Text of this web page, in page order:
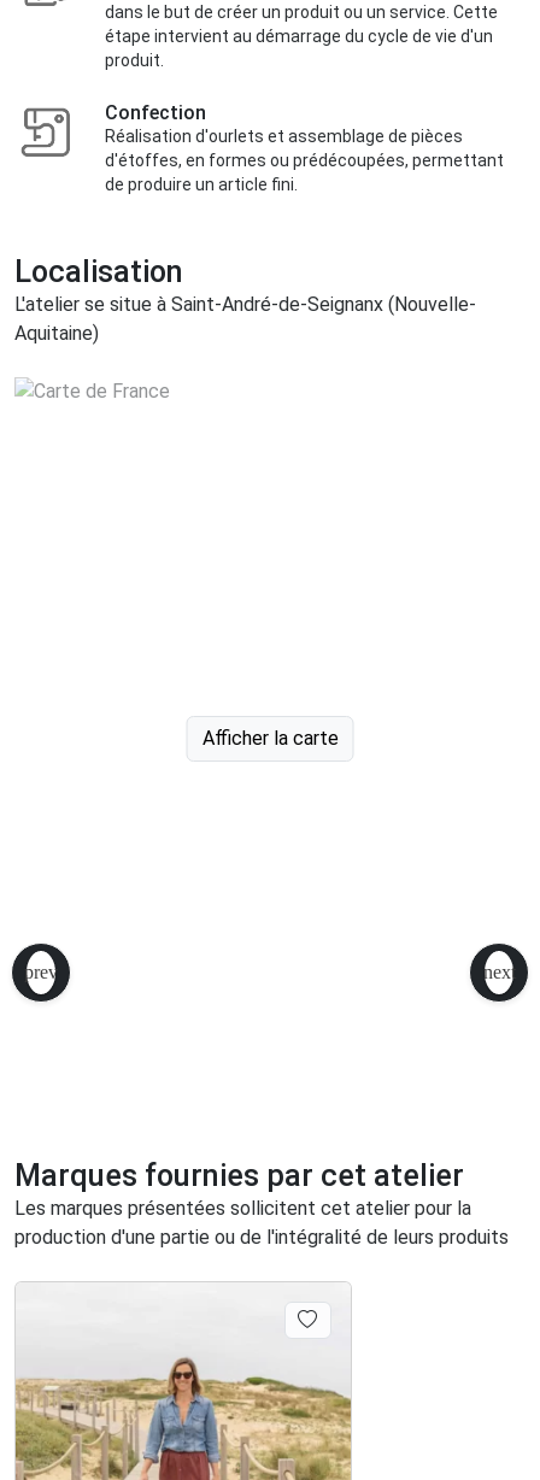
dans le but de créer un produit ou un service. Cette
étape intervient au démarrage du cycle de vie d'un
produit.
Confection
Réalisation d'ourlets et assemblage de pièces
d'étoffes, en formes ou prédécoupées, permettant
de produire un article fini.
Localisation
L'atelier se situe à Saint-André-de-Seignanx (Nouvelle-
Aquitaine)
Afficher la carte
Marques fournies par cet atelier
Les marques présentées sollicitent cet atelier pour la
production d'une partie ou de l'intégralité de leurs produits